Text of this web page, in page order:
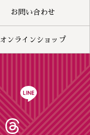
お問い合わせ
オンラインショップ